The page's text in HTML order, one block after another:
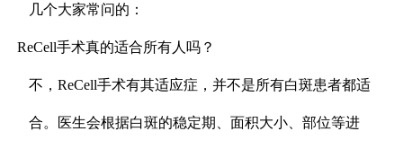
几个大家常问的：
ReCell手术真的适合所有人吗？
不，ReCell手术有其适应症，并不是所有白斑患者都适
合。医生会根据白斑的稳定期、面积大小、部位等进